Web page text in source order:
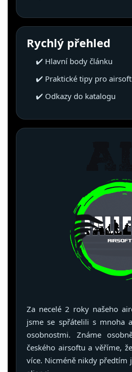
Tisk
Rychlý přehled
✔️ Hlavní body článku
✔️ Praktické tipy pro airsoft
✔️ Odkazy do katalogu
Za necelé 2 roky našeho
jsme se spřátelili s mnoha
osobnostmi. Známe
českého airsoftu a věříme,
více. Nicméně nikdy předtím